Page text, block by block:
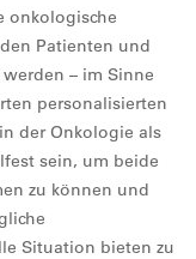
onkologische
Patienten und
– im Sinne
personalisierten
der Onkologie als
sein, um beide
zu können und
Situation bieten zu